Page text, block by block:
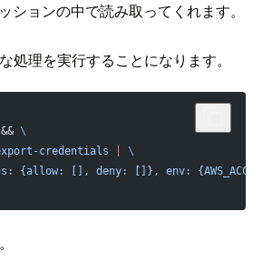
ションの中で読み取ってくれます。
処理を実行することになります。
\
credentials
\
[], deny: []}, env: